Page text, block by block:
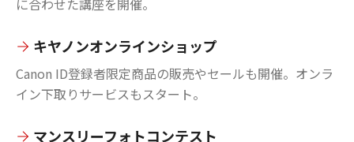
に合わせた講座を開催。
キヤノンオンラインショップ
Canon ID登録者限定商品の販売やセールも開催。オンラ
イン下取りサービスもスタート。
マンスリーフォトコンテスト